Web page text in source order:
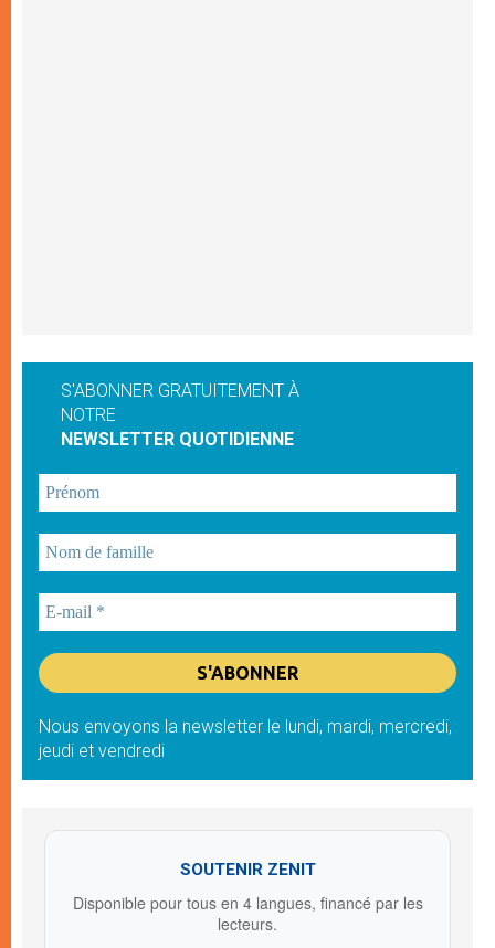
S'ABONNER GRATUITEMENT À
NOTRE
NEWSLETTER QUOTIDIENNE
Nous envoyons la newsletter le lundi, mardi, mercredi,
jeudi et vendredi
SOUTENIR ZENIT
Disponible pour tous en 4 langues, financé par les
lecteurs.